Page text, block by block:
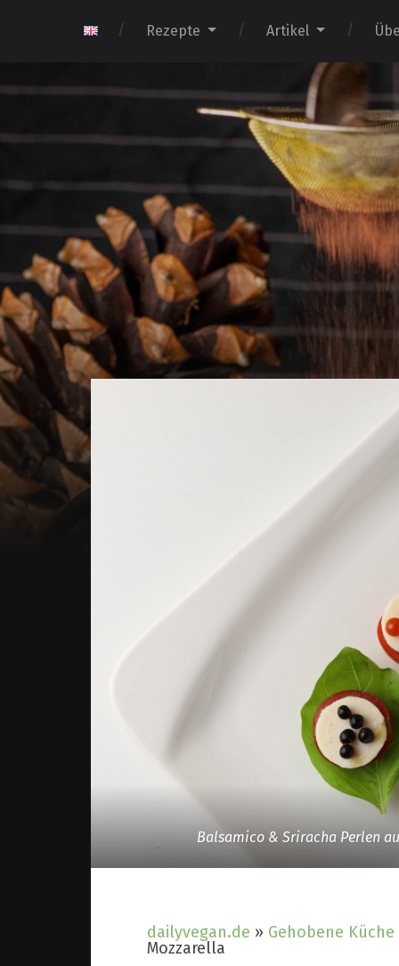
Rezepte Artikel
Balsamico & Sriracha Perlen
dailyvegan.de » Gehobene Küche
Mozzarella